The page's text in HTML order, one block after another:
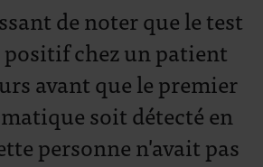
de noter que le test
positif chez un patient
avant que le premier
soit détecté en
personne n'avait pas